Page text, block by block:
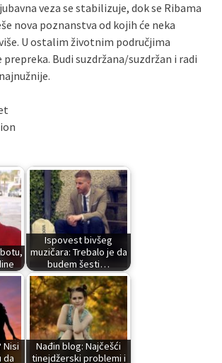
veza se stabilizuje, dok se Ribama
nova poznanstva od kojih će neka
U ostalim životnim područjima
prepreka. Budi suzdržana/suzdržan i radi
Ispovest bivšeg
muzičara: Trebalo je da
budem šesti…
Nisi
da
Nađin blog: Najčešći
tinejdžerski problemi i